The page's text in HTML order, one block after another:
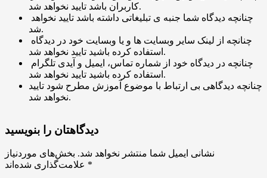
کاربران باشد تایید نخواهد شد.
شد.
استفاده کرده باشید تایید نخواهد شد.
استفاده کرده باشید تایید نخواهد شد.
چنانچه دیدگاهی بی ارتباط با موضوع آموزش مطرح شود تایید
نخواهد شد.
دیدگاهتان را بنویسید
نشانی ایمیل شما منتشر نخواهد شد. بخش‌های موردنیاز
*